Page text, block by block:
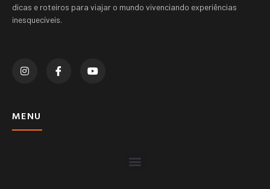
dicas e roteiros para viajar o mundo vivenciando experiências
inesquecíveis.
MENU